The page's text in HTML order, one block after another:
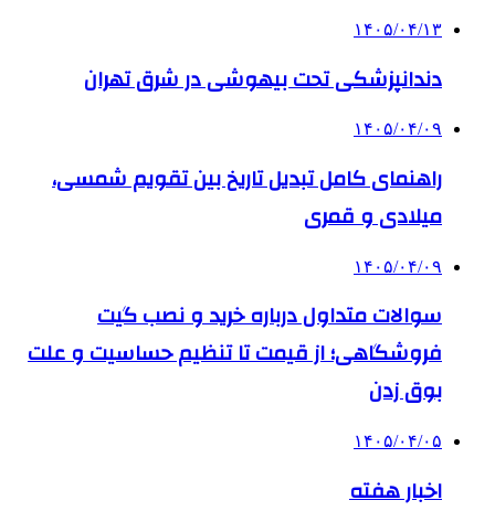
۱۴۰۵/۰۴/۱۳
دندانپزشکی تحت بیهوشی در شرق تهران
۱۴۰۵/۰۴/۰۹
راهنمای کامل تبدیل تاریخ بین تقویم شمسی،
میلادی و قمری
۱۴۰۵/۰۴/۰۹
سوالات متداول درباره خرید و نصب گیت
فروشگاهی؛ از قیمت تا تنظیم حساسیت و علت
بوق زدن
۱۴۰۵/۰۴/۰۵
اخبار هفته